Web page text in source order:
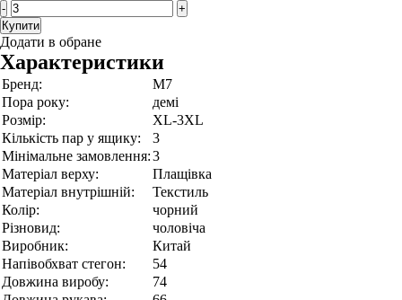
-
+
Купити
Додати в обране
Характеристики
Бренд:
M7
Пора року:
демі
Розмір:
XL-3XL
Кількість пар у ящику:
3
Мінімальне замовлення:3
Матеріал верху:
Плащівка
Матеріал внутрішній:
Текстиль
Колір:
чорний
Різновид:
чоловіча
Виробник:
Китай
Напівобхват стегон:
54
Довжина виробу:
74